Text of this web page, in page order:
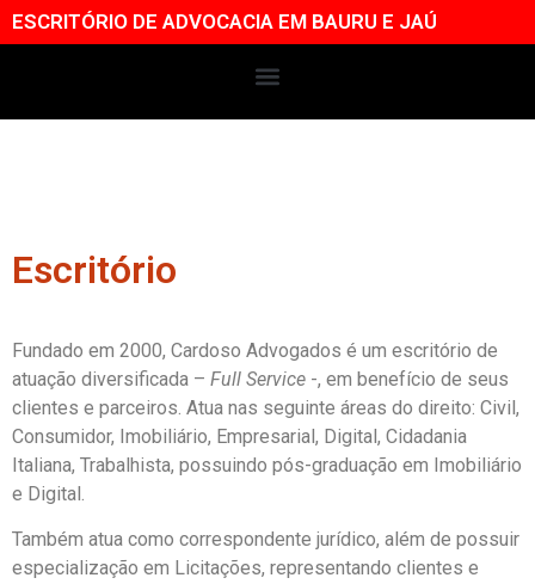
ESCRITÓRIO DE ADVOCACIA EM BAURU E JAÚ
Escritório
Fundado em 2000, Cardoso Advogados é um escritório de
atuação diversificada – Full Service -, em benefício de seus
clientes e parceiros. Atua nas seguinte áreas do direito: Civil,
Consumidor, Imobiliário, Empresarial, Digital, Cidadania
Italiana, Trabalhista, possuindo pós-graduação em Imobiliário
e Digital.
Também atua como correspondente jurídico, além de possuir
especialização em Licitações, representando clientes e